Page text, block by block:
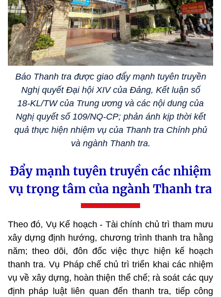
Báo Thanh tra được giao đẩy mạnh tuyên truyền
Nghị quyết Đại hội XIV của Đảng, Kết luận số
18-KL/TW của Trung ương và các nội dung của
Nghị quyết số 109/NQ-CP; phản ánh kịp thời kết
quả thực hiện nhiệm vụ của Thanh tra Chính phủ
và ngành Thanh tra.
Đẩy mạnh tuyên truyền các nhiệm
vụ trọng tâm của ngành Thanh tra
Theo đó, Vụ Kế hoạch - Tài chính chủ trì tham mưu
xây dựng định hướng, chương trình thanh tra hằng
năm; theo dõi, đôn đốc việc thực hiện kế hoạch
thanh tra. Vụ Pháp chế chủ trì triển khai các nhiệm
vụ về xây dựng, hoàn thiện thể chế; rà soát các quy
định pháp luật liên quan đến thanh tra, tiếp công